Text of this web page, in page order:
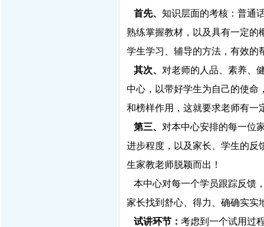
首先、 知识层面的考核：普通
熟练掌握教材，以及具有一定的
学生学习、辅导的方法，有效的
其次、 对老师的人品、素养、
中心，以带好学生为自己的使命
和榜样作用，这就要求老师有一
第三、 对本中心安排的每一位
进步程度，以及家长、学生的反
生家教老师脱颖而出！
本中心对每一个学员跟踪反馈
家长找到舒心、得力、确确实实
试讲环节： 考虑到一个试用过